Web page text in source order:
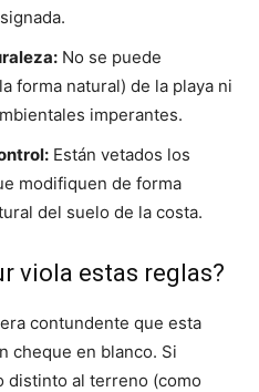
No se puede
forma natural) de la playa ni
imperantes.
Están vetados los
modifiquen de forma
del suelo de la costa.
viola estas reglas?
contundente que esta
cheque en blanco. Si
distinto al terreno (como